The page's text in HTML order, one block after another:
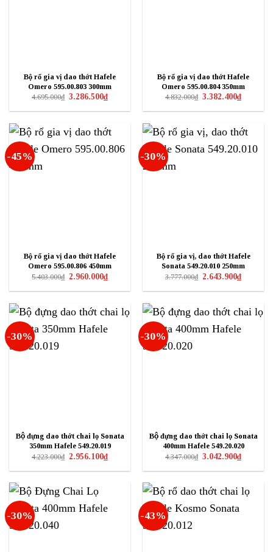
Bộ rổ gia vị dao thớt Hafele
Omero 595.00.803 300mm
4.695.000₫ Giá
là:
3.286.500₫Giá
hiện
tại
Bộ rổ gia vị dao thớt Hafele
Omero 595.00.804 350mm
4.832.000₫ Giá
là:
3.382.400₫Giá
hiện
tại
-45%
Bộ rổ gia vị dao thớt Hafele
Omero 595.00.806 450mm
5.403.000₫ Giá
là:
2.960.000₫Giá
hiện
tại
-30%
Bộ rổ gia vị, dao thớt Hafele
Sonata 549.20.010 250mm
3.777.000₫ Giá
là:
2.643.900₫Giá
hiện
tại
-30%
Bộ đựng dao thớt chai lọ Sonata
350mm Hafele 549.20.019
4.223.000₫ Giá
là:
2.956.100₫Giá
hiện
tại
-30%
Bộ đựng dao thớt chai lọ Sonata
400mm Hafele 549.20.020
4.347.000₫ Giá
là:
3.042.900₫Giá
hiện
tại
-30% -43%